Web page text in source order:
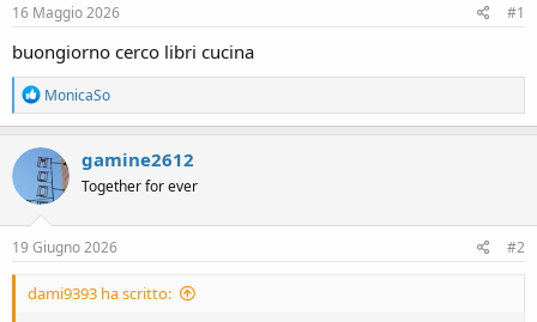
e
D
s
c
u
s
i
n
i
o
16 Maggio 2026 #1
buongiorno cerco libri cucina
R
e
a
c
t
i
o
n
s
MonicaSo
gamine2612
Together for ever
19 Giugno 2026 #2
dami9393 ha scritto: